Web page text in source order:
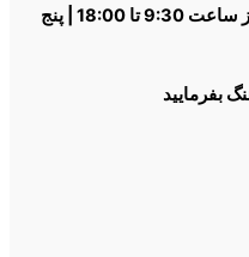
ساعت پاسخگويي شنبه تا چهار شنبه از ساعت 9:30 تا 18:00 | پنج
بفرمایید